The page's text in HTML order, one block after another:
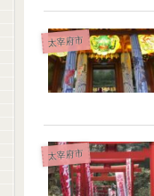
太宰府市
太宰府市